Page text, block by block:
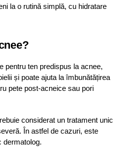
la o rutină simplă, cu hidratare
pentru ten predispus la acnee,
și poate ajuta la îmbunătățirea
pete post-acneice sau pori
considerat un tratament unic
În astfel de cazuri, este
dermatolog.